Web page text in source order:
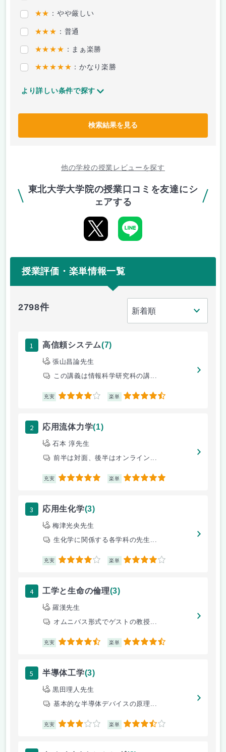
★★ ：やや厳しい
★★★ ：普通
★★★★ ：まぁ楽勝
★★★★★ ：かなり楽勝
より詳しい条件で探す
検索結果を見る
他の学校の授業レビューを探す
東北大学大学院の授業口コミを友達にシ
ェアする
授業評価・楽単情報一覧
2798件
1 高信頼システム(7)
張山昌論先生
この講義は情報科学研究科の講...
充実 4 楽単 4.5
2 応用流体力学(1)
石本 淳先生
前半は対面、後半はオンライン...
充実 5 楽単 5
3 応用生化学(3)
梅津光央先生
生化学に関係する各学科の先生...
充実 4 楽単 4
4 工学と生命の倫理(3)
羅漢先生
オムニバス形式でゲストの教授...
充実 4.5 楽単 4.5
5 半導体工学(3)
黒田理人先生
基本的な半導体デバイスの原理...
充実 3 楽単 3.5